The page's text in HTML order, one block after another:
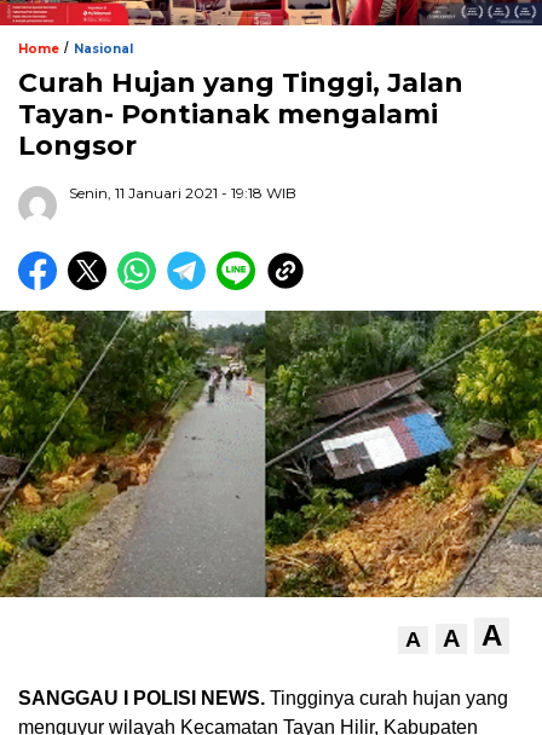
Home / Nasional
Curah Hujan yang Tinggi, Jalan
Tayan- Pontianak mengalami
Longsor
Senin, 11 Januari 2021 - 19:18 WIB
A A A
SANGGAU I POLISI NEWS. Tingginya curah hujan yang
menguyur wilayah Kecamatan Tayan Hilir, Kabupaten